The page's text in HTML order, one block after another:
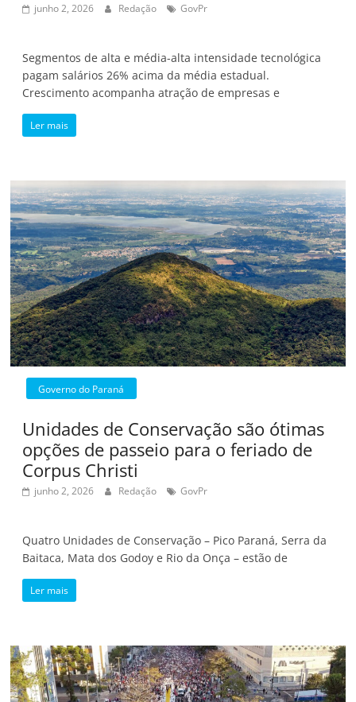
junho 2, 2026 Redação GovPr
Segmentos de alta e média-alta intensidade tecnológica
pagam salários 26% acima da média estadual.
Crescimento acompanha atração de empresas e
Ler mais
Governo do Paraná
Unidades de Conservação são ótimas
opções de passeio para o feriado de
Corpus Christi
junho 2, 2026 Redação GovPr
Quatro Unidades de Conservação – Pico Paraná, Serra da
Baitaca, Mata dos Godoy e Rio da Onça – estão de
Ler mais